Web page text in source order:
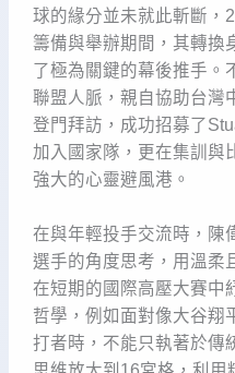
球的緣分並未就此斬斷，
籌備與舉辦期間，其轉換
了極為關鍵的幕後推手。
聯盟人脈，親自協助台灣
登門拜訪，成功招募了
加入國家隊，更在集訓與
強大的心靈避風港。
在與年輕投手交流時，陳
選手的角度思考，用溫柔
在短期的國際高壓大賽中
哲學，例如面對像大谷翔
打者時，不能只執著於傳